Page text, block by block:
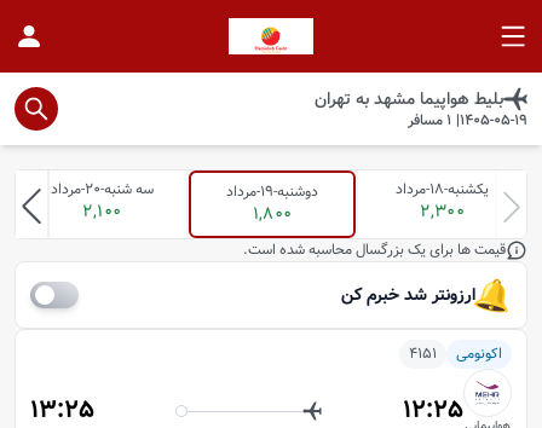
بلیط هواپیما مشهدبه تهران
1405-05-19
|
1مسافر
یکشنبه-18-مرداد
2,300
دوشنبه-19-مرداد
1,800
سه شنبه-20-مرداد
2,100
قیمت ها برای یک بزرگسال محاسبه شده است.
ارزونتر شد خبرم کن
اکونومی 4151
12:25
13:25